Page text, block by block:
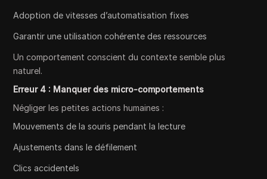
Adoption de vitesses d’automatisation fixes
Garantir une utilisation cohérente des ressources
Un comportement conscient du contexte semble plus
naturel.
Erreur 4 : Manquer des micro-comportements
Négliger les petites actions humaines :
Mouvements de la souris pendant la lecture
Ajustements dans le défilement
Clics accidentels